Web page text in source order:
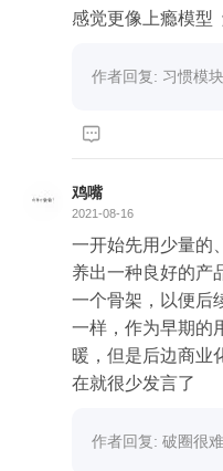
习惯、启程、发现
但是现在这样做
如果有的选，我
核心用户就好。
来？
微博早期的核心
不少人有转战微信
人呢？
而就像上面游戏化
会有教程引领用户
就会变的更加精通。
我的理解看来，当
后，相对于整体来
少了，另一方面
了新的生态，在新
级别。
这有点像梁宁老
性。
这是我浅薄的一点
感觉更像上瘾模型
作者回复: 习惯模

鸡嘴
2021-08-16
一开始先用少量的
养出一种良好的产
一个骨架，以便后
一样，作为早期的
暖，但是后边商业
在就很少发言了
作者回复: 破圈很难